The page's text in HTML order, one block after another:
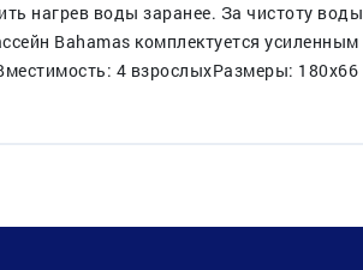
нагрев воды заранее. За чистоту воды
Bahamas комплектуется усиленным
4 взрослыхРазмеры: 180х66